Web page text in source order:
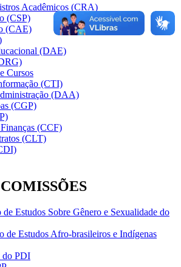
Acadêmicos (CRA)
(CSP)
(CAE)
(DAE)
Cursos
(CTI)
(DAA)
(CGP)
(CCF)
(CLT)
Estudos Sobre Gênero e Sexualidade do
Estudos Afro-brasileiros e Indígenas
do PDI